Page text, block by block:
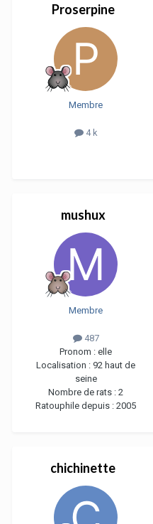
Proserpine
Membre
4 k
mushux
Membre
487
Pronom : elle
Localisation : 92 haut de
seine
Nombre de rats : 2
Ratouphile depuis : 2005
chichinette